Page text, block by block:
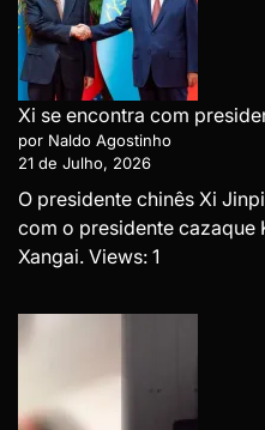
Xi se encontra com
por Naldo Agostinho
21 de Julho, 2026
O presidente chinês Xi
com o presidente cazaque
Xangai. Views: 1